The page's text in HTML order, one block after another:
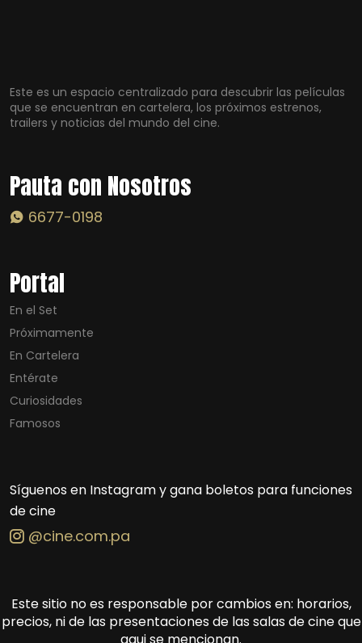
Este es un espacio centralizado para descubrir las películas
que se encuentran en cartelera, los próximos estrenos,
trailers y noticias del mundo del cine.
Pauta con Nosotros
6677-0198
Portal
En el Set
Próximamente
En Cartelera
Entérate
Curiosidades
Famosos
Síguenos en Instagram y gana boletos para funciones
de cine
@cine.com.pa
Este sitio no es responsable por cambios en: horarios,
precios, ni de las presentaciones de las salas de cine que